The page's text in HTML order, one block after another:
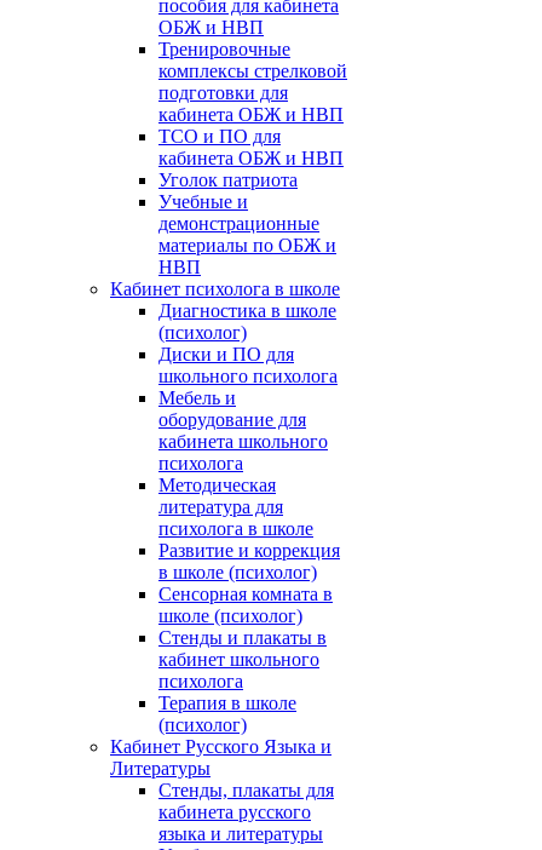
пособия для кабинета
ОБЖ и НВП
Тренировочные
комплексы стрелковой
подготовки для
кабинета ОБЖ и НВП
ТСО и ПО для
кабинета ОБЖ и НВП
Уголок патриота
Учебные и
демонстрационные
материалы по ОБЖ и
НВП
Кабинет психолога в школе
Диагностика в школе
(психолог)
Диски и ПО для
школьного психолога
Мебель и
оборудование для
кабинета школьного
психолога
Методическая
литература для
психолога в школе
Развитие и коррекция
в школе (психолог)
Сенсорная комната в
школе (психолог)
Стенды и плакаты в
кабинет школьного
психолога
Терапия в школе
(психолог)
Кабинет Русского Языка и
Литературы
Стенды, плакаты для
кабинета русского
языка и литературы